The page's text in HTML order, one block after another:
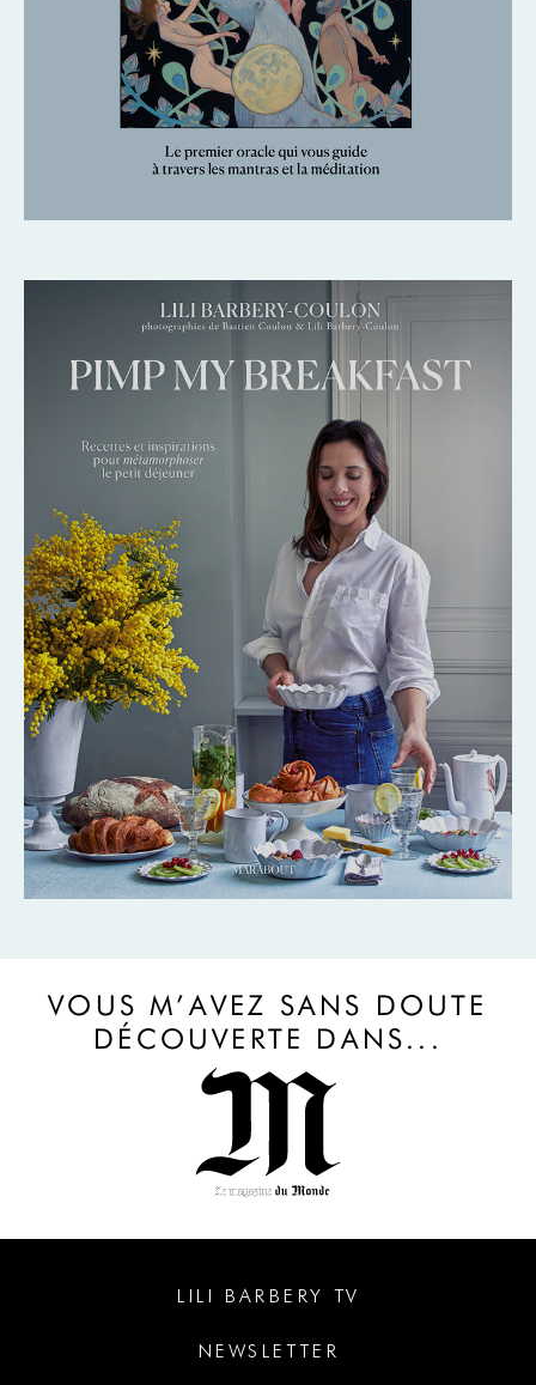
VOUS M’AVEZ SANS DOUTE
DÉCOUVERTE DANS...
LILI BARBERY TV
NEWSLETTER